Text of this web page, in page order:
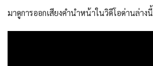
มาดูการออกเสียงคำนำหน้าในวิดีโอด่านล่างนี้